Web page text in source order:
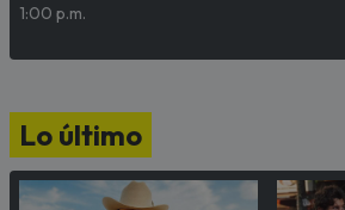
1:00 p.m.
Lo último